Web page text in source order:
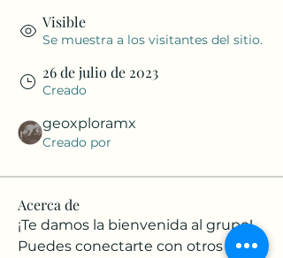
Visible
Se muestra a los visitantes del sitio.
26 de julio de 2023
Creado
geoxploramx
Creado por
Acerca de
¡Te damos la bienvenida al grupo!
Puedes conectarte con otros